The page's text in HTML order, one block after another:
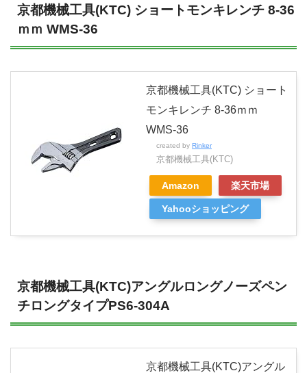
京都機械工具(KTC) ショートモンキレンチ 8-36
ｍｍ WMS-36
京都機械工具(KTC) ショート
モンキレンチ 8-36ｍｍ
WMS-36
created by Rinker
京都機械工具(KTC)
Amazon 楽天市場
Yahooショッピング
京都機械工具(KTC)アングルロングノーズペン
チロングタイプPS6-304A
京都機械工具(KTC)アングル